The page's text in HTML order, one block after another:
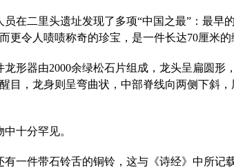
在二里头遗址发现了多项“中国之最”：最早
令人啧啧称奇的珍宝，是一件长达70厘米的
形器由2000余绿松石片组成，龙头呈扁圆形
目，龙身则呈弯曲状，中部脊线向两侧下斜
十分罕见。
一件带石铃舌的铜铃，这与《诗经》中所记